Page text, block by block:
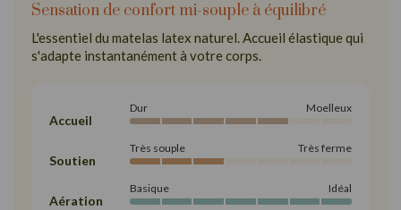
Sensation de confort mi-souple à équilibré
L'essentiel du matelas latex naturel. Accueil élastique qui
s'adapte instantanément à votre corps.
Accueil
Dur Moelleux
Soutien
Très souple Très ferme
Aération
Basique Idéal